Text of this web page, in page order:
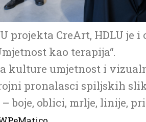
projekta CreArt, HDLU je
kao terapija“.
kulture umjetnost i
pronalasci spiljskih
boje, oblici, mrlje, linije,